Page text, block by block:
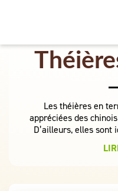
Les théières en
appréciées des
D’ailleurs, elles sont
permettent